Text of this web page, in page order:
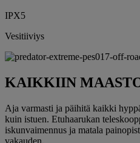
IPX5
Vesitiiviys
KAIKKIIN
Aja varmasti ja päihitä kaikki
kuin istuen. Etuhaarukan
iskunvaimennus ja matala
vakauden.